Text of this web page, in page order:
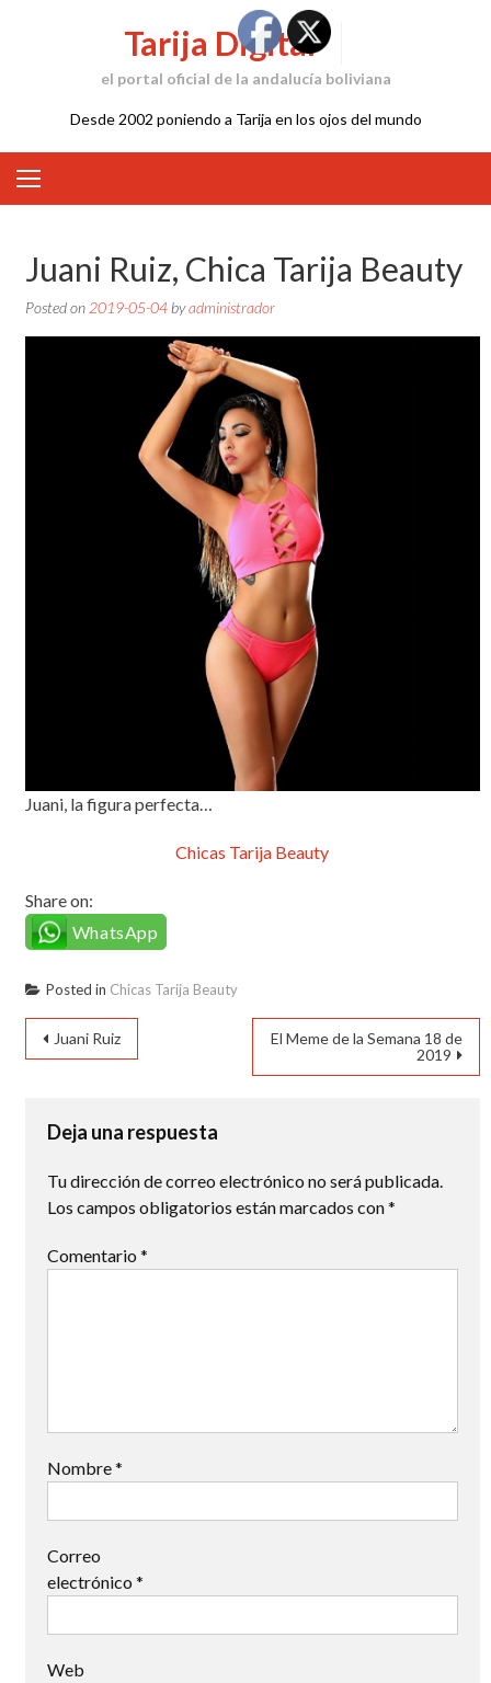
Tarija Digital
el portal oficial de la andalucía boliviana
Desde 2002 poniendo a Tarija en los ojos del mundo
Juani Ruiz, Chica Tarija Beauty
Posted on 2019-05-04byadministrador
Juani, la figura perfecta…
Chicas Tarija Beauty
Share on:
WhatsApp
Posted in Chicas Tarija Beauty
Navegación
entradas
Juani Ruiz
El Meme de la Semana 18 de
2019
Deja una respuesta
Tu dirección de correo electrónico no será publicada.
Los campos obligatorios están marcados con*
Comentario *
Nombre*
Correo
electrónico *
Web